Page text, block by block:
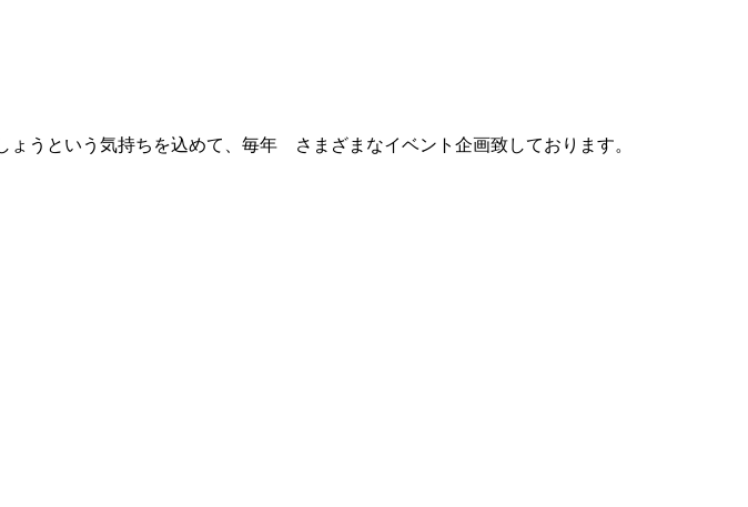
うという気持ちを込めて、毎年 さまざまなイベント企画致しております。